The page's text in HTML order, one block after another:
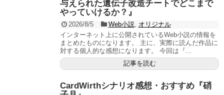
与えられた遺伝子改造チートでどこまで
やっていけるか？』
2026/8/5 Web小説, オリジナル
インターネット上に公開されているWeb小説の情報を
まとめたものになります。 主に、実際に読んだ作品に
対する個人的な感想になります。 今回は『...
記事を読む
CardWirthシナリオ感想・おすすめ『硝